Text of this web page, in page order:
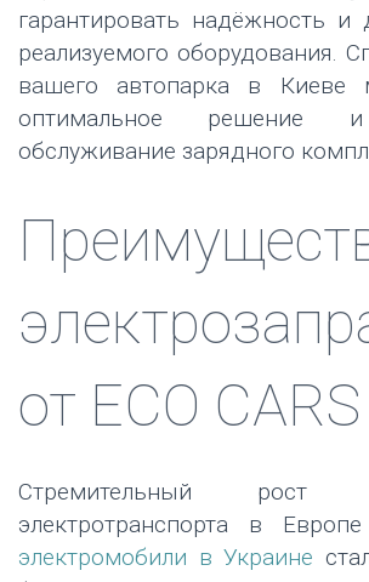
гарантировать надёжность и
реализуемого оборудования.
вашего автопарка в Киеве
оптимальное решение
обслуживание зарядного
от ЕСО CARS
Стремительный рост
электротранспорта в
электромобили в Украине